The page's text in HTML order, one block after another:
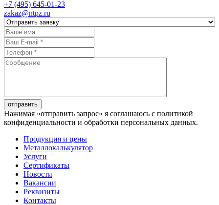
+7 (495) 645-01-23
zakaz@ntpz.ru
отправить
Нажимая «отправить запрос» я соглашаюсь с политикой
конфиденциальности и обработки персональных данных.
Продукция и цены
Металлокалькулятор
Услуги
Сертификаты
Новости
Вакансии
Реквизиты
Контакты